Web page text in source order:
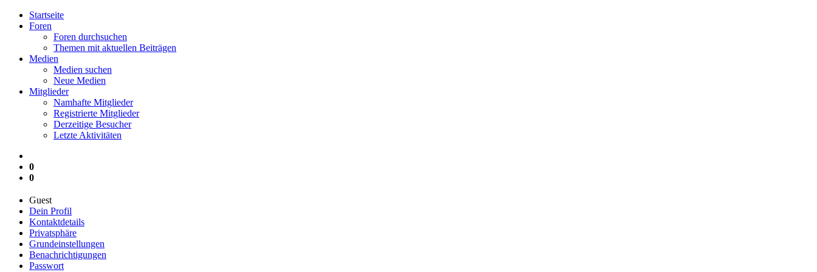
Startseite
Foren
Foren durchsuchen
Themen mit aktuellen Beiträgen
Medien
Medien suchen
Neue Medien
Mitglieder
Namhafte Mitglieder
Registrierte Mitglieder
Derzeitige Besucher
Letzte Aktivitäten
0
0
Guest
Dein Profil
Kontaktdetails
Privatsphäre
Grundeinstellungen
Benachrichtigungen
Passwort